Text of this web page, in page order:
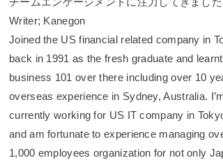
Writer; Kanegon
Joined the US financial related company in
back in 1991 as the fresh graduate and
business 101 over there including over 10
overseas experience in Sydney, Australia.
currently working for US IT company in
and am fortunate to experience managing
1,000 employees organization for not only